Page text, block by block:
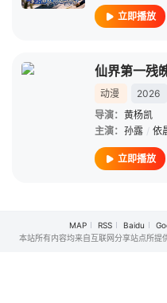
立即播放
仙界第一残
动漫 2026
导演： 黄杨凯
主演： 孙露 / 依
立即播放
MAP RSS Baidu
本站所有内容均来自互联网分享站点所提